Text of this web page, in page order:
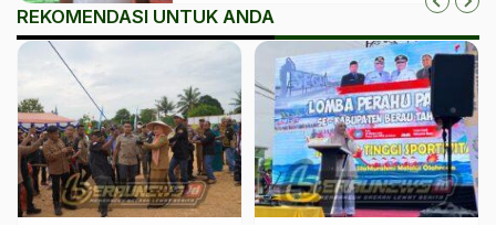
REKOMENDASI UNTUK ANDA